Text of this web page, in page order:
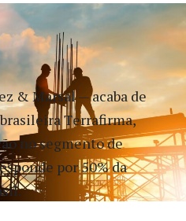
& Marsal — acaba de
Terrafirma,
no segmento de
por 50% da